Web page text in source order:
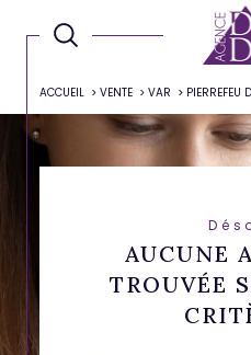
ACCUEIL VENTE VAR PIERREFEU
AUCUNE
TROUVÉE